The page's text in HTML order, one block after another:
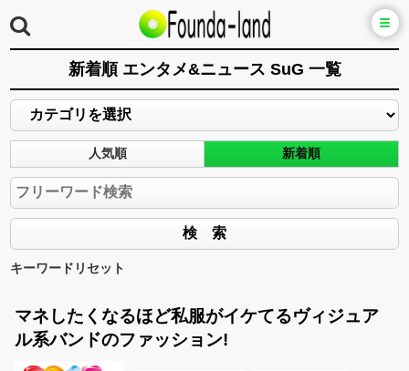
新着順 エンタメ&ニュース SuG 一覧
人気順 新着順
キーワードリセット
マネしたくなるほど私服がイケてるヴィジュア
ル系バンドのファッション!